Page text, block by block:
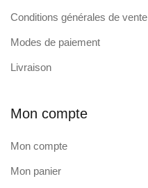
Conditions générales de vente
Modes de paiement
Livraison
Mon compte
Mon compte
Mon panier